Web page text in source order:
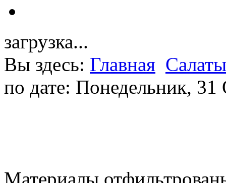
загрузка...
Вы здесь: Главная Салаты
по дате: Понедельник, 31